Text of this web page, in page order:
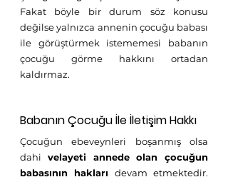
Fakat böyle bir durum söz konusu
değilse yalnızca annenin çocuğu babası
ile görüştürmek istememesi babanın
çocuğu görme hakkını ortadan
kaldırmaz.
Babanın Çocuğu İle İletişim Hakkı
Çocuğun ebeveynleri boşanmış olsa
dahi velayeti annede olan çocuğun
babasının hakları devam etmektedir.